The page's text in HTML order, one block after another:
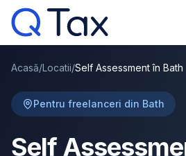
Acasă/Locatii/Self Assessment în Bath
Pentru freelanceri din Bath
Self